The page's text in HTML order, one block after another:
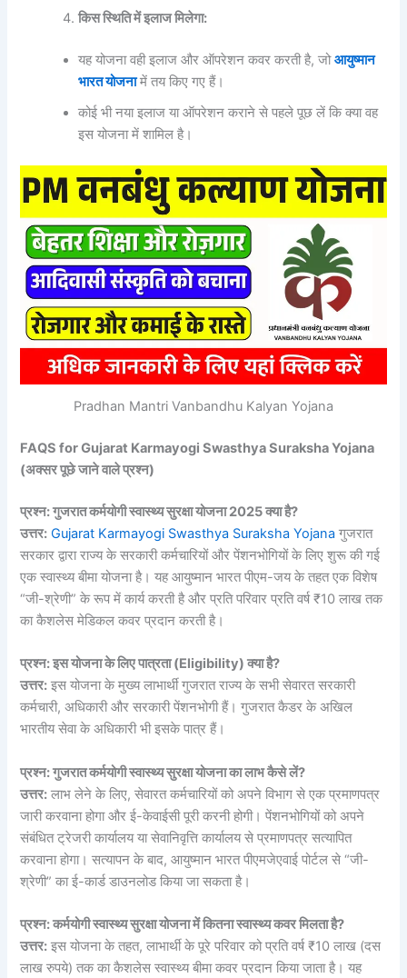
किस स्थिति में इलाज मिलेगा:
यह योजना वही इलाज और ऑपरेशन कवर करती है, जोआयुष्मान
भारत योजना में तय किए गए हैं।
कोई भी नया इलाज या ऑपरेशन कराने से पहले पूछ लें कि क्या वह
इस योजना में शामिल है।
Pradhan Mantri Vanbandhu Kalyan Yojana
FAQS for Gujarat Karmayogi Swasthya Suraksha Yojana
(अक्सर पूछे जाने वाले प्रश्न)
प्रश्न: गुजरात कर्मयोगी स्वास्थ्य सुरक्षा योजना 2025 क्या है?
उत्तर: Gujarat Karmayogi Swasthya Suraksha Yojana गुजरात
सरकार द्वारा राज्य के सरकारी कर्मचारियों और पेंशनभोगियों के लिए शुरू की गई
एक स्वास्थ्य बीमा योजना है। यह आयुष्मान भारत पीएम-जय के तहत एक विशेष
“जी-श्रेणी” के रूप में कार्य करती है और प्रति परिवार प्रति वर्ष ₹10 लाख तक
का कैशलेस मेडिकल कवर प्रदान करती है।
प्रश्न: इस योजना के लिए पात्रता (Eligibility) क्या है?
उत्तर: इस योजना के मुख्य लाभार्थी गुजरात राज्य के सभी सेवारत सरकारी
कर्मचारी, अधिकारी और सरकारी पेंशनभोगी हैं। गुजरात कैडर के अखिल
भारतीय सेवा के अधिकारी भी इसके पात्र हैं।
प्रश्न: गुजरात कर्मयोगी स्वास्थ्य सुरक्षा योजना का लाभ कैसे लें?
उत्तर: लाभ लेने के लिए, सेवारत कर्मचारियों को अपने विभाग से एक प्रमाणपत्र
जारी करवाना होगा और ई-केवाईसी पूरी करनी होगी। पेंशनभोगियों को अपने
संबंधित ट्रेजरी कार्यालय या सेवानिवृत्ति कार्यालय से प्रमाणपत्र सत्यापित
करवाना होगा। सत्यापन के बाद, आयुष्मान भारत पीएमजेएवाई पोर्टल से “जी-
श्रेणी” का ई-कार्ड डाउनलोड किया जा सकता है।
प्रश्न: कर्मयोगी स्वास्थ्य सुरक्षा योजना में कितना स्वास्थ्य कवर मिलता है?
उत्तर: इस योजना के तहत, लाभार्थी के पूरे परिवार को प्रति वर्ष ₹10 लाख (दस
लाख रुपये) तक का कैशलेस स्वास्थ्य बीमा कवर प्रदान किया जाता है। यह